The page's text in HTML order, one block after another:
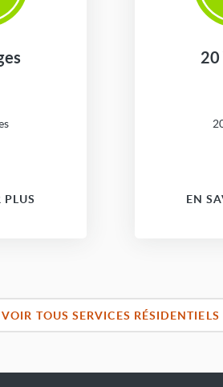
PLUS
20
EN
VOIR TOUS SERVICES RÉSIDENTIELS